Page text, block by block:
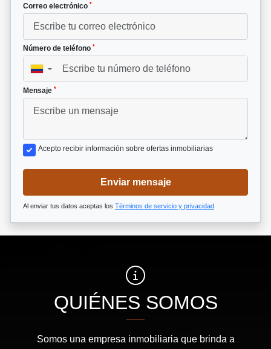
Correo electrónico *
Número de teléfono *
▼
Mensaje *
Acepto recibir información sobre ofertas inmobiliarias
Enviar mensaje
Al enviar tus datos aceptas los Términos de servicio y privacidad
QUIÉNES SOMOS
Somos una empresa inmobiliaria que brinda a